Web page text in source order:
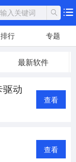
排行 专题
最新软件
驱动
查看
查看